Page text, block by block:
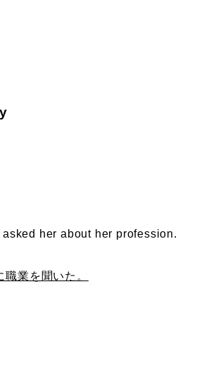
asked her about her profession.
業を聞いた。